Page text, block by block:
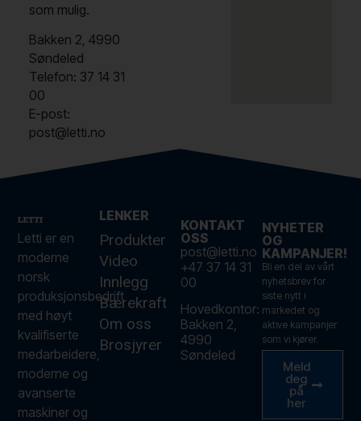
som mulig.
Bakken 2, 4990
Søndeled
Telefon: 37 14 31
00
E-post:
post@letti.no
Letti er en
moderne
norsk
produksjonsbedrift
med høyt
kvalifiserte
medarbeidere,
moderne og
avanserte
maskiner og
LENKER
Produkter
Video
Innlegg
Bærekraft
Om oss
Brosjyrer
KONTAKT
OSS
post@letti.no
+47 37 14 31
00
Hovedkontor:
Bakken 2,
4990
Søndeled
NYHETER
OG
KAMPANJER!
Bli en del av vårt
nyhetsbrev for
siste nytt i
markedet og
aktive kampanjer
som vi kjører.
Meld
deg
på
her